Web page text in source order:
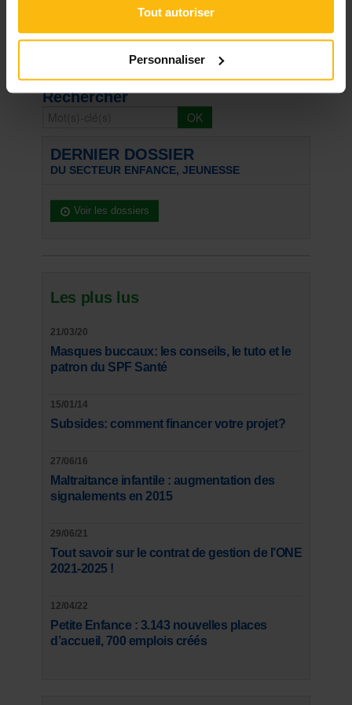
Tout autoriser
Personnaliser
Rechercher
DERNIER DOSSIER
DU SECTEUR ENFANCE, JEUNESSE
Voir les dossiers
Les plus lus
21/03/20
Masques buccaux: les conseils, le tuto et le
patron du SPF Santé
15/01/14
Subsides: comment financer votre projet?
27/06/16
Maltraitance infantile : augmentation des
signalements en 2015
29/06/21
Tout savoir sur le contrat de gestion de l’ONE
2021-2025 !
12/04/22
Petite Enfance : 3.143 nouvelles places
d’accueil, 700 emplois créés